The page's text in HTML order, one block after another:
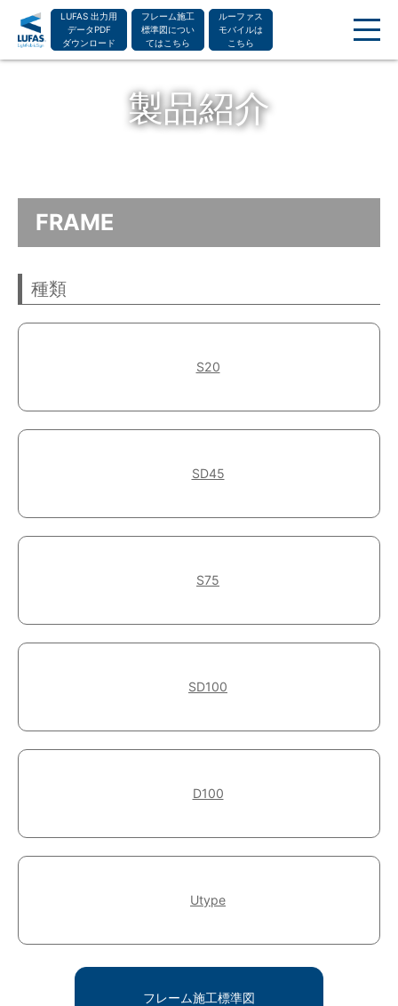
LUFAS 出力用
データPDF
ダウンロード
フレーム施工
標準図につい
てはこちら
ルーファス
モバイルは
こちら
LUFASとは
レンタル
LUFAS MOBILEとは
よくある質問
お問い合わせ
ONLINE STORE
製品紹介
FRAME
種類
S20
SD45
S75
SD100
D100
Utype
フレーム施工標準図